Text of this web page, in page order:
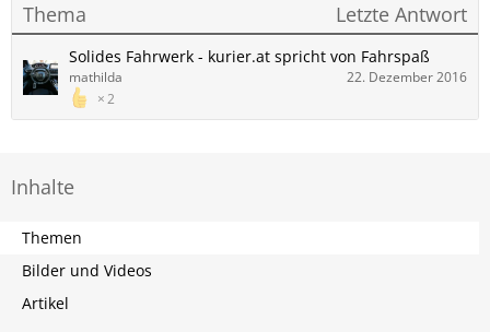
Thema Letzte Antwort
Solides Fahrwerk - kurier.at spricht von Fahrspaß
2
mathilda 22. Dezember 2016
Inhalte
Themen
Bilder und Videos
Artikel